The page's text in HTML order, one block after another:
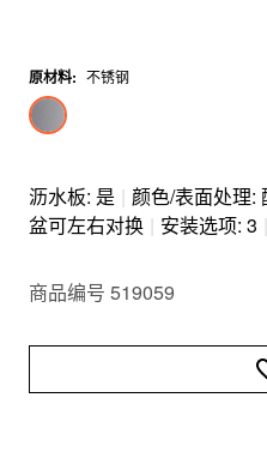
原材料: 不锈钢
沥水板: 是 | 颜色/表面处理:
盆可左右对换 | 安装选项: 3 |
商品编号 519059